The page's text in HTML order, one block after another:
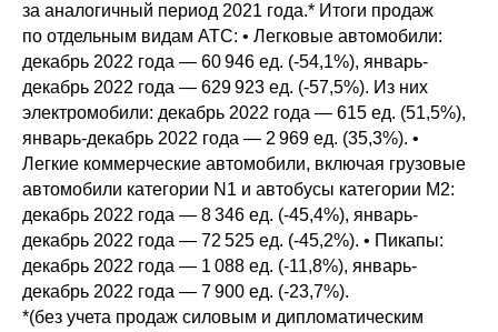
за аналогичный период 2021 года.* Итоги продаж
по отдельным видам АТС: • Легковые автомобили:
декабрь 2022 года — 60 946 ед. (-54,1%), январь-
декабрь 2022 года — 629 923 ед. (-57,5%). Из них
электромобили: декабрь 2022 года — 615 ед. (51,5%),
январь-декабрь 2022 года — 2 969 ед. (35,3%). •
Легкие коммерческие автомобили, включая грузовые
автомобили категории N1 и автобусы категории M2:
декабрь 2022 года — 8 346 ед. (-45,4%), январь-
декабрь 2022 года — 72 525 ед. (-45,2%). • Пикапы:
декабрь 2022 года — 1 088 ед. (-11,8%), январь-
декабрь 2022 года — 7 900 ед. (-23,7%).
*(без учета продаж силовым и дипломатическим